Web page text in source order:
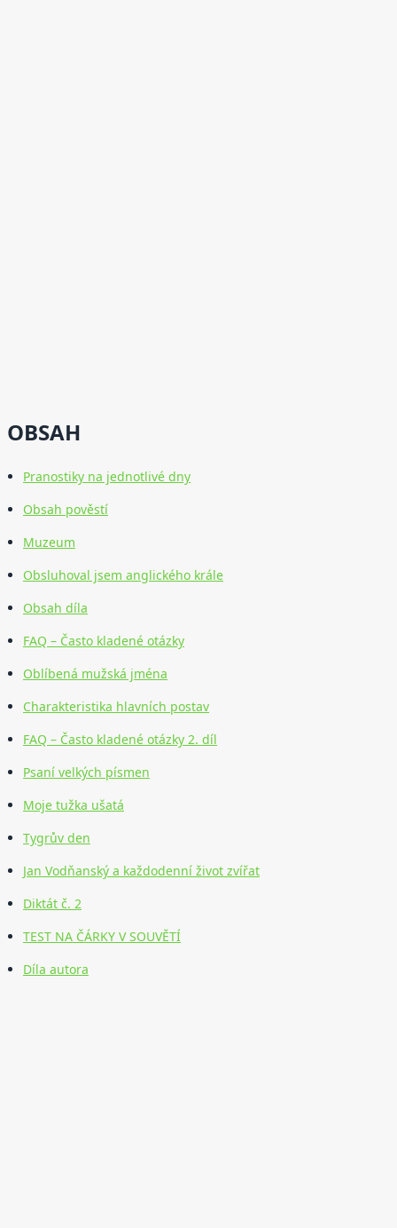
OBSAH
Pranostiky na jednotlivé dny
Obsah pověstí
Muzeum
Obsluhoval jsem anglického krále
Obsah díla
FAQ – Často kladené otázky
Oblíbená mužská jména
Charakteristika hlavních postav
FAQ – Často kladené otázky 2. díl
Psaní velkých písmen
Moje tužka ušatá
Tygrův den
Jan Vodňanský a každodenní život zvířat
Diktát č. 2
TEST NA ČÁRKY V SOUVĚTÍ
Díla autora